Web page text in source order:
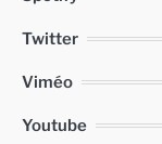
Twitter
Viméo
Youtube